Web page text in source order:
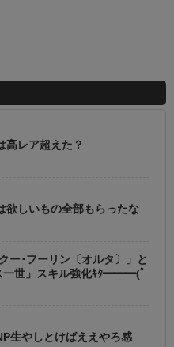
高レア超えた？
欲しいもの全部もらったな
ー･フーリン〔オルタ〕」と
一世」スキル強化ｷﾀ━━━(ﾟ
生やしとけばええやろ感